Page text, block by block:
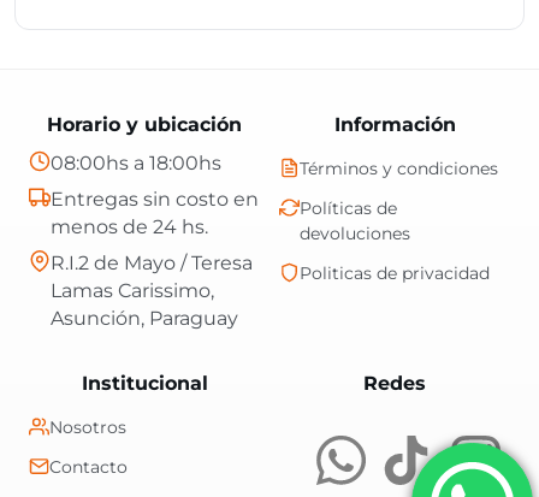
RedesCentral Shop es
Información
Términos y condiciones
Políticas de
devoluciones
Politicas de privacidad
Institucional
Nosotros
Contacto
Horario y ubicación
08:00hs a 18:00hs
Entregas sin costo en
menos de 24 hs.
R.I.2 de Mayo / Teresa
Lamas Carissimo,
Asunción, Paraguay